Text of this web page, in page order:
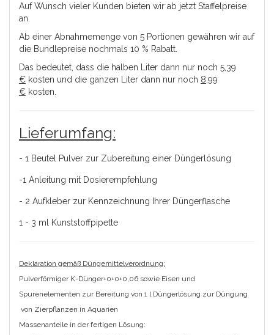
Auf Wunsch vieler Kunden bieten wir ab jetzt Staffelpreise
an.
Ab einer Abnahmemenge von 5 Portionen gewähren wir auf
die Bundlepreise nochmals 10 % Rabatt.
Das bedeutet, dass die halben Liter dann nur noch 5,39
€ kosten und die ganzen Liter dann nur noch 8,99
€ kosten.
Lieferumfang:
- 1 Beutel Pulver zur Zubereitung einer Düngerlösung
-1 Anleitung mit Dosierempfehlung
- 2 Aufkleber zur Kennzeichnung Ihrer Düngerflasche
1 - 3 ml Kunststoffpipette
Deklaration gemäß Düngemittelverordnung:
Pulverförmiger K-Dünger+0+0+0,06 sowie Eisen und
Spurenelementen zur Bereitung von 1 l Düngerlösung zur Düngung
von Zierpflanzen in Aquarien
Massenanteile in der fertigen Lösung: